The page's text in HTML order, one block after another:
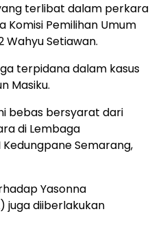
terlibat dalam perkara
Pemilihan Umum
Wahyu Setiawan.
terpidana dalam kasus
Masiku.
bebas bersyarat dari
di Lembaga
Semarang,
Yasonna
juga diiberlakukan